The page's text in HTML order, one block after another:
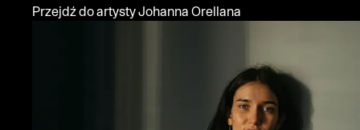
Przejdź do artysty Johanna Orellana